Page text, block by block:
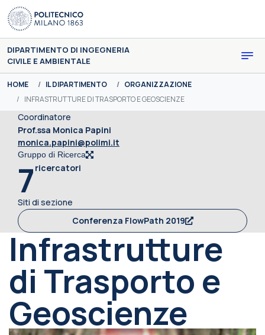
Skip to main content
DIPARTIMENTO DI INGEGNERIA
CIVILE E AMBIENTALE
You are here:
HOME IL DIPARTIMENTO
ORGANIZZAZIONE
INFRASTRUTTURE DI TRASPORTO E GEOSCIENZE
Coordinatore
Prof.ssa Monica Papini
monica.papini@polimi.it
Gruppo di Ricerca
7 ricercatori
Siti di sezione
Conferenza FlowPath 2019
Infrastrutture
di Trasporto e
Geoscienze